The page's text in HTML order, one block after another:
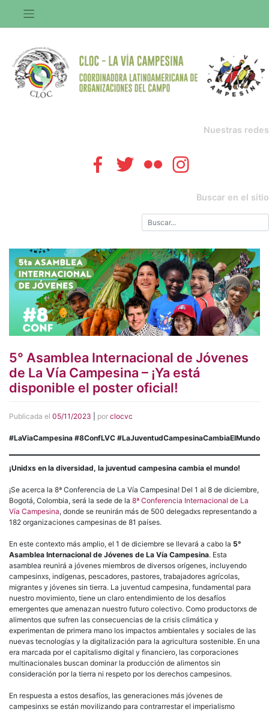
contenido
Nuestras redes
Buscar en el sitio
5° Asamblea Internacional de Jóvenes
de La Vía Campesina – ¡Ya está
disponible el poster oficial!
Publicada el 05/11/2023 por clocvc
#LaViaCampesina #8ConfLVC #LaJuventudCampesinaCambiaElMundo
¡Unidxs en la diversidad, la juventud campesina cambia el mundo!
¡Se acerca la 8ª Conferencia de La Vía Campesina! Del 1 al 8 de diciembre,
Bogotá, Colombia, será la sede de la 8ª Conferencia Internacional de La
Vía Campesina, donde se reunirán más de 500 delegadxs representando a
182 organizaciones campesinas de 81 países.
En este contexto más amplio, el 1 de diciembre se llevará a cabo la 5°
Asamblea Internacional de Jóvenes de La Vía Campesina. Esta
asamblea reunirá a jóvenes miembros de diversos orígenes, incluyendo
campesinxs, indígenas, pescadores, pastores, trabajadores agrícolas,
migrantes y jóvenes sin tierra. La juventud campesina, fundamental para
nuestro movimiento, tiene un claro entendimiento de los desafíos
emergentes que amenazan nuestro futuro colectivo. Como productorxs de
alimentos que sufren las consecuencias de la crisis climática y
experimentan de primera mano los impactos ambientales y sociales de las
nuevas tecnologías y la digitalización para la agricultura sostenible. En una
era marcada por el capitalismo digital y financiero, las corporaciones
multinacionales buscan dominar la producción de alimentos sin
consideración por la tierra ni respeto por los derechos campesinos.
En respuesta a estos desafíos, las generaciones más jóvenes de
campesinxs se están movilizando para contrarrestar el imperialismo